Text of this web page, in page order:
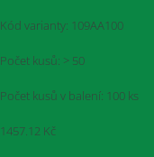
Kód varianty: 109AA100
Počet kusů: > 50
Počet kusů v balení: 100 ks
1457.12 Kč